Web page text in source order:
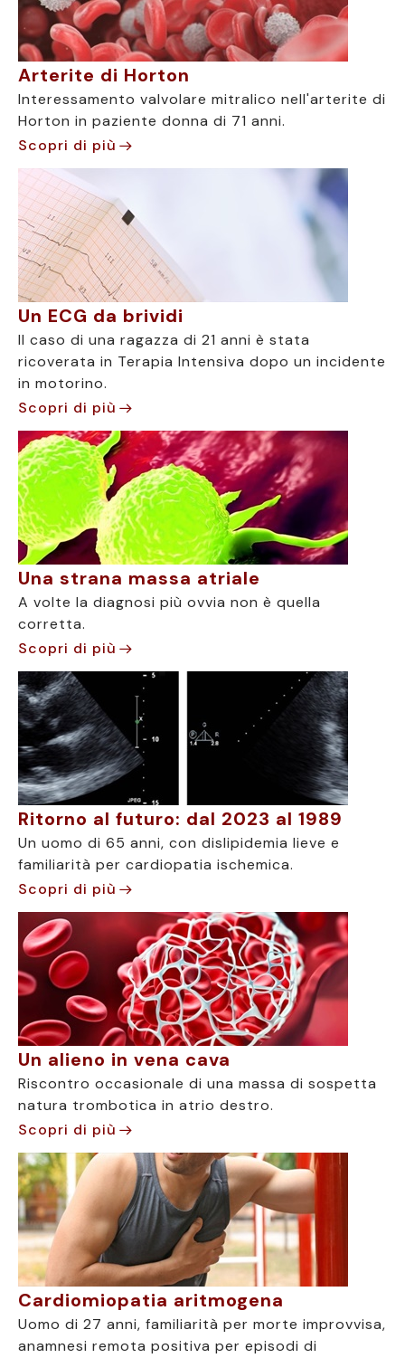
Arterite di Horton
Interessamento valvolare mitralico nell'arterite di
Horton in paziente donna di 71 anni.
Scopri di più
Un ECG da brividi
Il caso di una ragazza di 21 anni è stata
ricoverata in Terapia Intensiva dopo un incidente
in motorino.
Scopri di più
Una strana massa atriale
A volte la diagnosi più ovvia non è quella
corretta.
Scopri di più
Ritorno al futuro: dal 2023 al 1989
Un uomo di 65 anni, con dislipidemia lieve e
familiarità per cardiopatia ischemica.
Scopri di più
Un alieno in vena cava
Riscontro occasionale di una massa di sospetta
natura trombotica in atrio destro.
Scopri di più
Cardiomiopatia aritmogena
Uomo di 27 anni, familiarità per morte improvvisa,
anamnesi remota positiva per episodi di